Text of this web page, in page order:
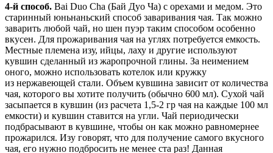
4-й способ. Bai Duo Cha (Бай Дуо Ча) с орехами и медом. Это
старинный юньнаньский способ заваривания чая. Так можно
заварить любой чай, но шен пуэр таким способом особенно
вкусен. Для прожаривания чая на углях потребуется емкость.
Местные племена изу, ийцы, лаху и другие используют
кувшин сделанный из жаропрочной глины. За неимением
оного, можно использовать котелок или кружку
из нержавеющей стали. Объем кувшина зависит от количества
чая, которого вы хотите получить (обычно 600 мл). Сухой чай
засыпается в кувшин (из расчета 1,5-2 гр чая на каждые 100 мл
емкости) и кувшин ставится на угли. Чай периодически
подбрасывают в кувшине, чтобы он как можно равномернее
прожарился. Изу говорят, что для получение самого вкусного
чая, его нужно подбросить не менее ста раз! Данная